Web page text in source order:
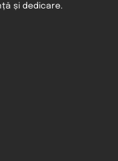
și dedicare.